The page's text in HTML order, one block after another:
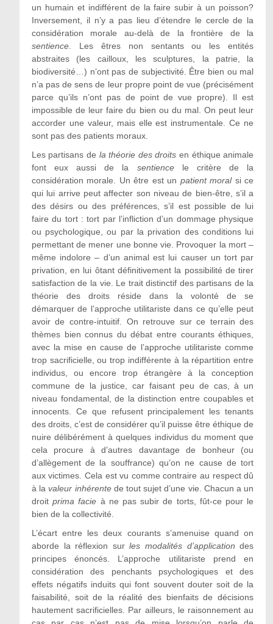
un humain et indifférent de la faire subir à un poisson?
Inversement, il n’y a pas lieu d’étendre le cercle de la
considération morale au-delà de la frontière de la
sentience. Les êtres non sentants ou les entités
abstraites (les cailloux, les sculptures, la patrie, la
biodiversité…) n’ont pas de subjectivité. Être bien ou mal
n’a pas de sens de leur propre point de vue (précisément
parce qu’ils n’ont pas de point de vue propre). Il est
impossible de leur faire du bien ou du mal. On peut leur
accorder une valeur, mais elle est instrumentale. Ce ne
sont pas des patients moraux.
Les partisans de la théorie des droits en éthique animale
font eux aussi de la sentiencele critère de la
considération morale. Un être est un patient moralsi ce
qui lui arrive peut affecter son niveau de bien-être, s’il a
des désirs ou des préférences, s’il est possible de lui
faire du tort : tort par l’infliction d’un dommage physique
ou psychologique, ou par la privation des conditions lui
permettant de mener une bonne vie. Provoquer la mort –
même indolore – d’un animal est lui causer un tort par
privation, en lui ôtant définitivement la possibilité de tirer
satisfaction de la vie. Le trait distinctif des partisans de la
théorie des droits réside dans la volonté de se
démarquer de l’approche utilitariste dans ce qu’elle peut
avoir de contre-intuitif. On retrouve sur ce terrain des
thèmes bien connus du débat entre courants éthiques,
avec la mise en cause de l’approche utilitariste comme
trop sacrificielle, ou trop indifférente à la répartition entre
individus, ou encore trop étrangère à la conception
commune de la justice, car faisant peu de cas, à un
niveau fondamental, de la distinction entre coupables et
innocents. Ce que refusent principalement les tenants
des droits, c’est de considérer qu’il puisse être éthique de
nuire délibérément à quelques individus du moment que
cela procure à d’autres davantage de bonheur (ou
d’allègement de la souffrance) qu’on ne cause de tort
aux victimes. Cela est vu comme contraire au respect dû
à lavaleur inhérentede tout sujet d’une vie. Chacun a un
droitprima facie à ne pas subir de torts, fût-ce pour le
bien de la collectivité.
L’écart entre les deux courants s’amenuise quand on
aborde la réflexion surles modalités d’application des
principes énoncés. L’approche utilitariste prend en
considération des penchants psychologiques et des
effets négatifs induits qui font souvent douter soit de la
faisabilité, soit de la réalité des bienfaits de décisions
hautement sacrificielles. Par ailleurs, le raisonnement au